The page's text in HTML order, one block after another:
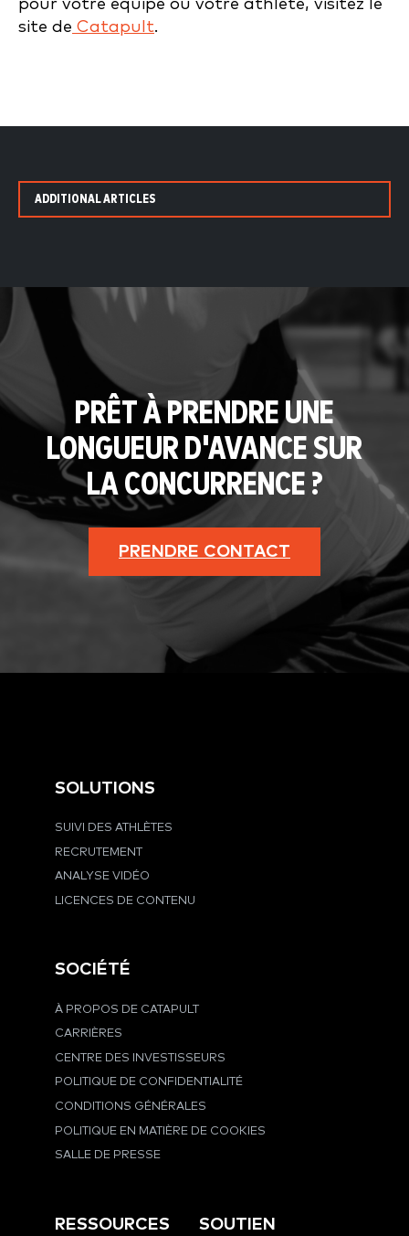
pour votre équipe ou votre athlète, visitez le
site de Catapult.
ADDITIONAL ARTICLES
PRÊT À PRENDRE UNE
LONGUEUR D'AVANCE SUR
LA CONCURRENCE ?
PRENDRE CONTACT
SOLUTIONS
SUIVI DES ATHLÈTES
RECRUTEMENT
ANALYSE VIDÉO
LICENCES DE CONTENU
SOCIÉTÉ
À PROPOS DE CATAPULT
CARRIÈRES
CENTRE DES INVESTISSEURS
POLITIQUE DE CONFIDENTIALITÉ
CONDITIONS GÉNÉRALES
POLITIQUE EN MATIÈRE DE COOKIES
SALLE DE PRESSE
RESSOURCES SOUTIEN